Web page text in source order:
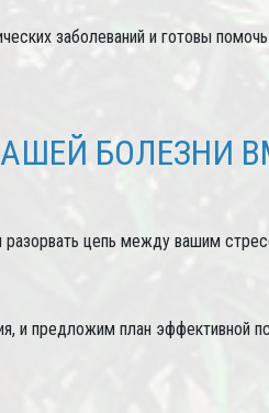
заболеваний и готовы помочь
БОЛЕЗНИ
цепь между вашим
предложим план эффективной